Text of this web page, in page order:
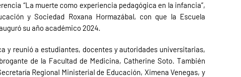
“La muerte como experiencia pedagógica en la infancia”,
y Sociedad Roxana Hormazábal, con que la Escuela
su año académico 2024.
y reunió a estudiantes, docentes y autoridades universitarias,
de la Facultad de Medicina, Catherine Soto. También
Regional Ministerial de Educación, Ximena Venegas, y